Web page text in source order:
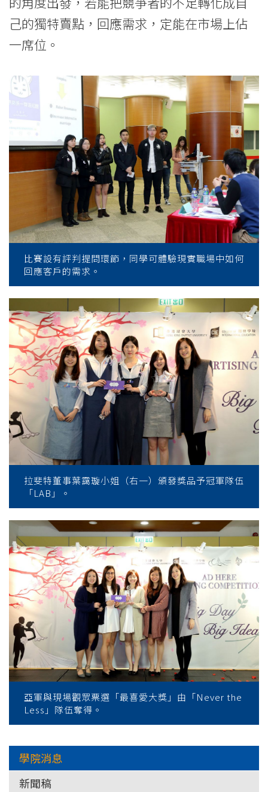
己的獨特賣點，回應需求，定能在市場上佔
一席位。
比賽設有評判提問環節，同學可體驗現實職場中如何
回應客戶的需求。
拉斐特董事葉靄璇小姐（右一）頒發獎品予冠軍隊伍
「LAB」。
亞軍與現場觀眾票選「最喜愛大獎」由「Never the
Less」隊伍奪得。
學院消息
新聞稿